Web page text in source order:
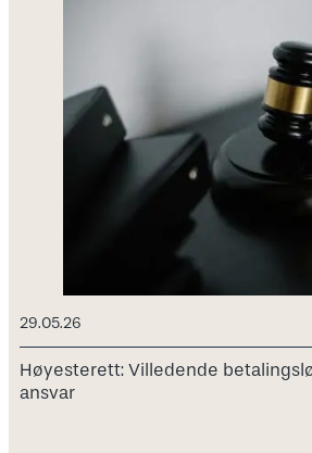
29.05.26
Høyesterett: Villedende
ansvar